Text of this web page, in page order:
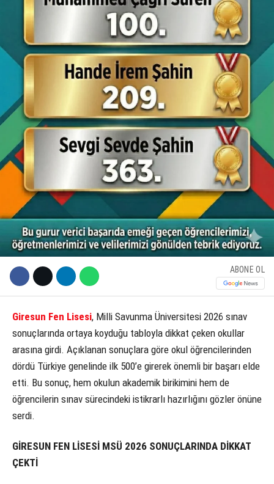
ABONE OL
Giresun Fen Lisesi, Milli Savunma Üniversitesi 2026 sınav
sonuçlarında ortaya koyduğu tabloyla dikkat çeken okullar
arasına girdi. Açıklanan sonuçlara göre okul öğrencilerinden
dördü Türkiye genelinde ilk 500’e girerek önemli bir başarı elde
etti. Bu sonuç, hem okulun akademik birikimini hem de
öğrencilerin sınav sürecindeki istikrarlı hazırlığını gözler önüne
serdi.
GİRESUN FEN LİSESİ MSÜ 2026 SONUÇLARINDA DİKKAT
ÇEKTİ